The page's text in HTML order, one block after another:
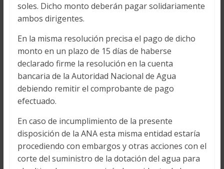
soles. Dicho monto deberán pagar solidariamente
ambos dirigentes.
En la misma resolución precisa el pago de dicho
monto en un plazo de 15 días de haberse
declarado firme la resolución en la cuenta
bancaria de la Autoridad Nacional de Agua
debiendo remitir el comprobante de pago
efectuado.
En caso de incumplimiento de la presente
disposición de la ANA esta misma entidad estaría
procediendo con embargos y otras acciones con el
corte del suministro de la dotación del agua para